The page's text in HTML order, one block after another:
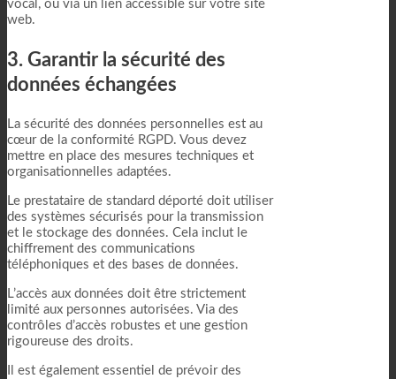
vocal, ou via un lien accessible sur votre site
web.
3. Garantir la sécurité des
données échangées
La sécurité des données personnelles est au
cœur de la conformité RGPD. Vous devez
mettre en place des mesures techniques et
organisationnelles adaptées.
Le prestataire de standard déporté doit utiliser
des systèmes sécurisés pour la transmission
et le stockage des données. Cela inclut le
chiffrement des communications
téléphoniques et des bases de données.
L’accès aux données doit être strictement
limité aux personnes autorisées. Via des
contrôles d’accès robustes et une gestion
rigoureuse des droits.
Il est également essentiel de prévoir des